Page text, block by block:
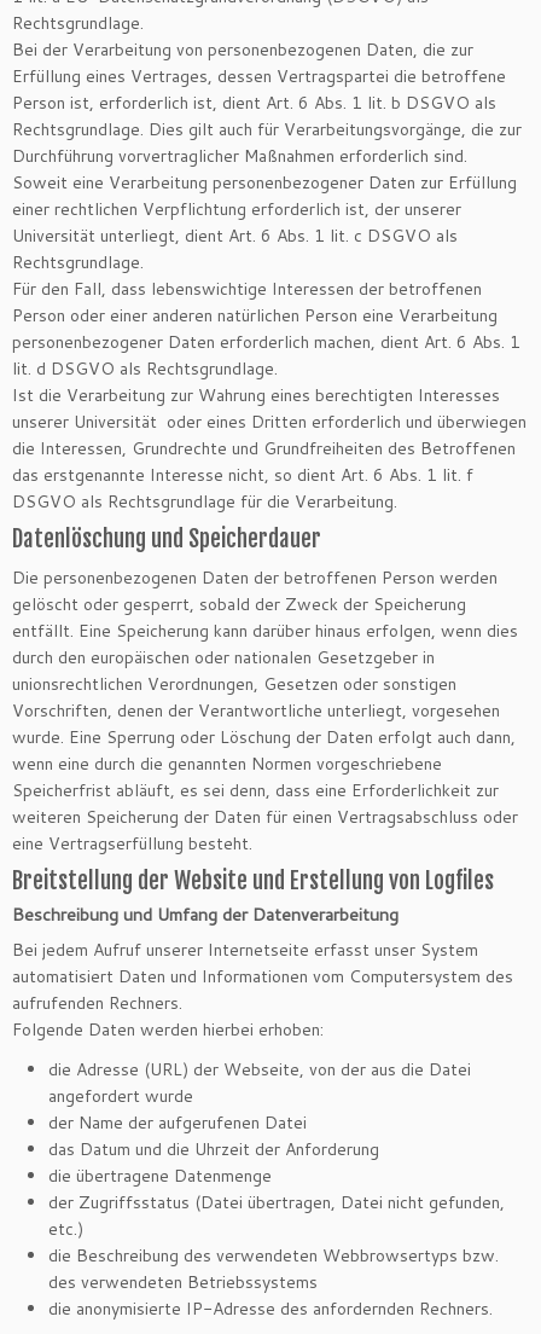
Rechtsgrundlage.
Bei der Verarbeitung von personenbezogenen Daten, die zur
Erfüllung eines Vertrages, dessen Vertragspartei die betroffene
Person ist, erforderlich ist, dient Art. 6 Abs. 1 lit. b DSGVO als
Rechtsgrundlage. Dies gilt auch für Verarbeitungsvorgänge, die zur
Durchführung vorvertraglicher Maßnahmen erforderlich sind.
Soweit eine Verarbeitung personenbezogener Daten zur Erfüllung
einer rechtlichen Verpflichtung erforderlich ist, der unserer
Universität unterliegt, dient Art. 6 Abs. 1 lit. c DSGVO als
Rechtsgrundlage.
Für den Fall, dass lebenswichtige Interessen der betroffenen
Person oder einer anderen natürlichen Person eine Verarbeitung
personenbezogener Daten erforderlich machen, dient Art. 6 Abs. 1
lit. d DSGVO als Rechtsgrundlage.
Ist die Verarbeitung zur Wahrung eines berechtigten Interesses
unserer Universität oder eines Dritten erforderlich und überwiegen
die Interessen, Grundrechte und Grundfreiheiten des Betroffenen
das erstgenannte Interesse nicht, so dient Art. 6 Abs. 1 lit. f
DSGVO als Rechtsgrundlage für die Verarbeitung.
Datenlöschung und Speicherdauer
Die personenbezogenen Daten der betroffenen Person werden
gelöscht oder gesperrt, sobald der Zweck der Speicherung
entfällt. Eine Speicherung kann darüber hinaus erfolgen, wenn dies
durch den europäischen oder nationalen Gesetzgeber in
unionsrechtlichen Verordnungen, Gesetzen oder sonstigen
Vorschriften, denen der Verantwortliche unterliegt, vorgesehen
wurde. Eine Sperrung oder Löschung der Daten erfolgt auch dann,
wenn eine durch die genannten Normen vorgeschriebene
Speicherfrist abläuft, es sei denn, dass eine Erforderlichkeit zur
weiteren Speicherung der Daten für einen Vertragsabschluss oder
eine Vertragserfüllung besteht.
Breitstellung der Website und Erstellung von Logfiles
Beschreibung und Umfang der Datenverarbeitung
Bei jedem Aufruf unserer Internetseite erfasst unser System
automatisiert Daten und Informationen vom Computersystem des
aufrufenden Rechners.
Folgende Daten werden hierbei erhoben:
die Adresse (URL) der Webseite, von der aus die Datei
angefordert wurde
der Name der aufgerufenen Datei
das Datum und die Uhrzeit der Anforderung
die übertragene Datenmenge
der Zugriffsstatus (Datei übertragen, Datei nicht gefunden,
etc.)
die Beschreibung des verwendeten Webbrowsertyps bzw.
des verwendeten Betriebssystems
die anonymisierte IP-Adresse des anfordernden Rechners.